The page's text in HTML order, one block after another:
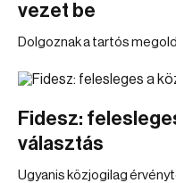
vezet be
Dolgoznak a tartós
Fidesz:
választás
Ugyanis közjogilag